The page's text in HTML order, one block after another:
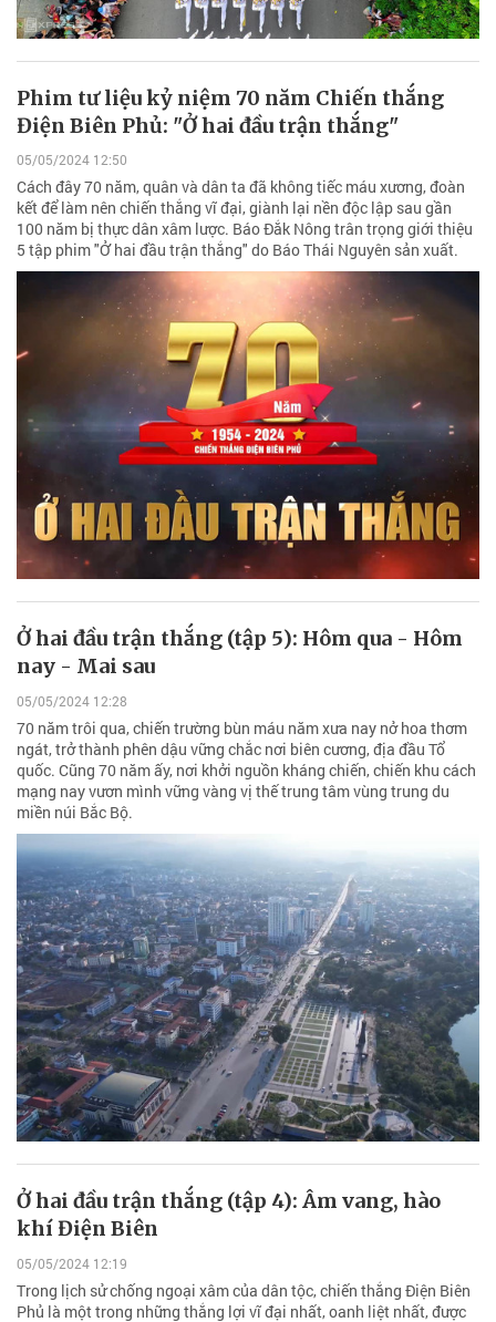
Phim tư liệu kỷ niệm 70 năm Chiến thắng
Điện Biên Phủ: "Ở hai đầu trận thắng"
05/05/2024 12:50
Cách đây 70 năm, quân và dân ta đã không tiếc máu xương, đoàn
kết để làm nên chiến thắng vĩ đại, giành lại nền độc lập sau gần
100 năm bị thực dân xâm lược. Báo Đắk Nông trân trọng giới thiệu
5 tập phim "Ở hai đầu trận thắng" do Báo Thái Nguyên sản xuất.
Ở hai đầu trận thắng (tập 5): Hôm qua - Hôm
nay - Mai sau
05/05/2024 12:28
70 năm trôi qua, chiến trường bùn máu năm xưa nay nở hoa thơm
ngát, trở thành phên dậu vững chắc nơi biên cương, địa đầu Tổ
quốc. Cũng 70 năm ấy, nơi khởi nguồn kháng chiến, chiến khu cách
mạng nay vươn mình vững vàng vị thế trung tâm vùng trung du
miền núi Bắc Bộ.
Ở hai đầu trận thắng (tập 4): Âm vang, hào
khí Điện Biên
05/05/2024 12:19
Trong lịch sử chống ngoại xâm của dân tộc, chiến thắng Điện Biên
Phủ là một trong những thắng lợi vĩ đại nhất, oanh liệt nhất, được